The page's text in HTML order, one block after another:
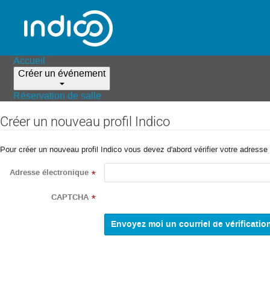
Accueil
Créer un événement
Réservation de salle
Créer un nouveau profil Indico
Pour créer un nouveau profil Indico vous devez d'abord vérifier votre
Adresse électronique *
CAPTCHA *